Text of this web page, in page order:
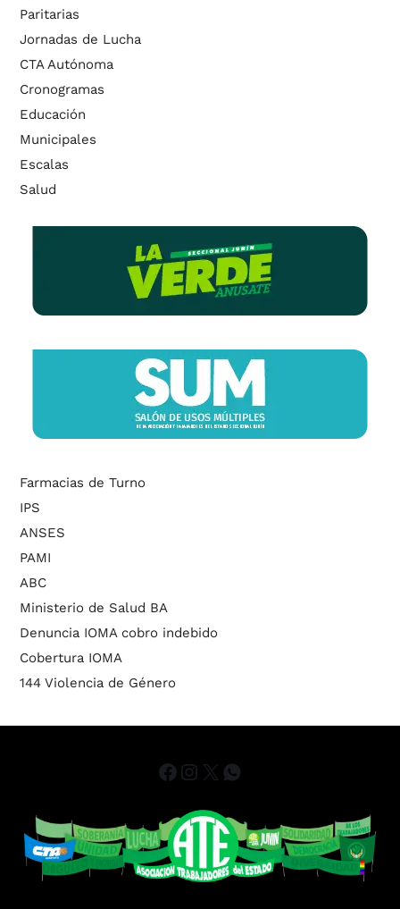
Paritarias
Jornadas de Lucha
CTA Autónoma
Cronogramas
Educación
Municipales
Escalas
Salud
Farmacias de Turno
IPS
ANSES
PAMI
ABC
Ministerio de Salud BA
Denuncia IOMA cobro indebido
Cobertura IOMA
144 Violencia de Género